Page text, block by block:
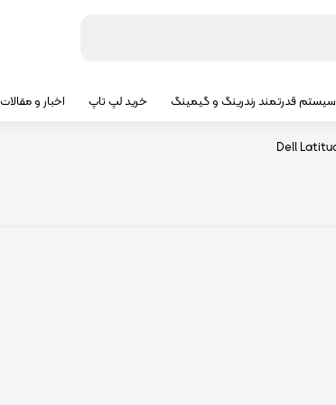
سیستم قدرتمند رندرینگ و گیمینگ خرید لپ تاپ اخبار و مقالات